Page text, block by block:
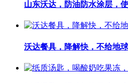
山东沃达，防油防水涂层，
沃达餐具，降解快，不给地